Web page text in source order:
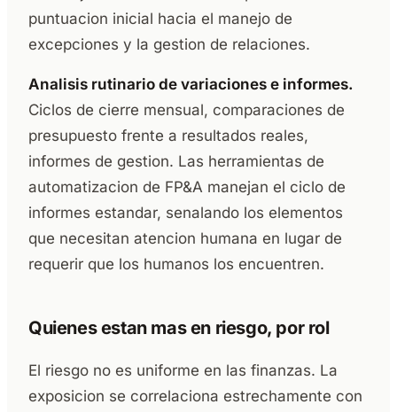
puntuacion inicial hacia el manejo de
excepciones y la gestion de relaciones.
Analisis rutinario de variaciones e informes.
Ciclos de cierre mensual, comparaciones de
presupuesto frente a resultados reales,
informes de gestion. Las herramientas de
automatizacion de FP&A manejan el ciclo de
informes estandar, senalando los elementos
que necesitan atencion humana en lugar de
requerir que los humanos los encuentren.
Quienes estan mas en riesgo, por rol
El riesgo no es uniforme en las finanzas. La
exposicion se correlaciona estrechamente con